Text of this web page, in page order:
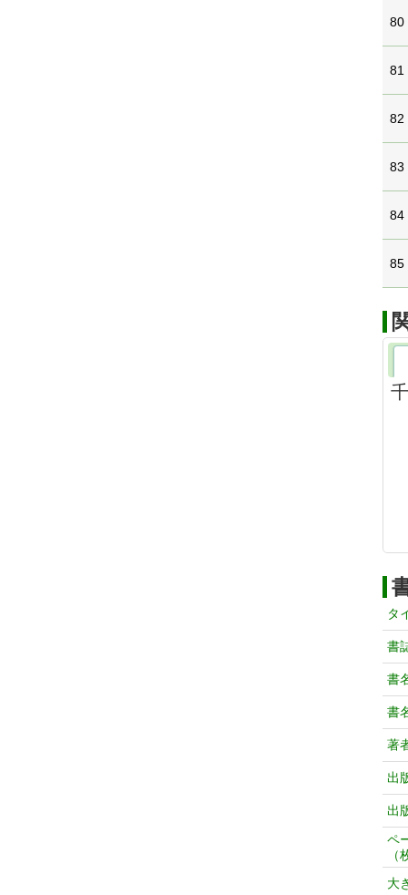
80
81
82
83
84
85
タ
書
書
書
著
出
出
（
大